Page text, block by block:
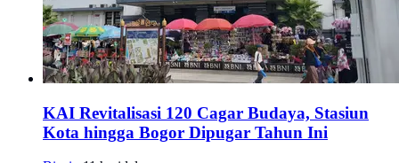
KAI Revitalisasi 120 Cagar Budaya, Stasiun
Kota hingga Bogor Dipugar Tahun Ini